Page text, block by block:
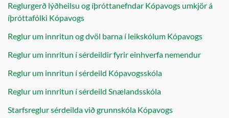
Reglurgerð lýðheilsu og íþróttanefndar Kópavogs umkjör á
íþróttafólki Kópavogs
Reglur um innritun og dvöl barna í leikskólum Kópavogs
Reglur um innritun í sérdeildir fyrir einhverfa nemendur
Reglur um innritun í sérdeild Kópavogsskóla
Reglur um innritun í sérdeild Snælandsskóla
Starfsreglur sérdeilda við grunnskóla Kópavogs